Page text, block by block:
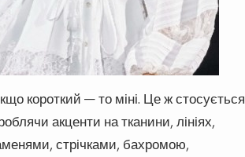
короткий — то міні. Це ж стосується
акценти на тканини, лініях,
стрічками, бахромою,